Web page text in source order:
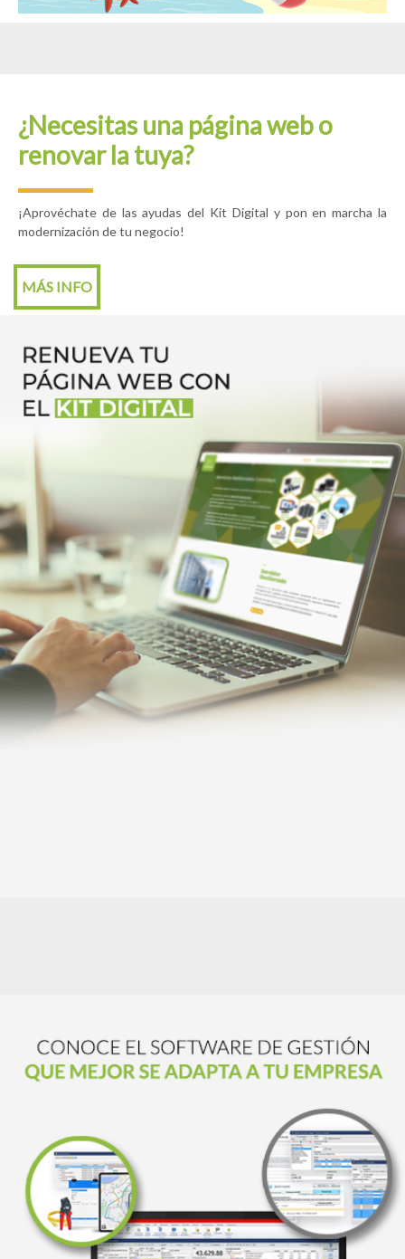
¿Necesitas una página web o
renovar la tuya?
¡Aprovéchate de las ayudas del Kit Digital y pon en marcha la
modernización de tu negocio!
MÁS INFO